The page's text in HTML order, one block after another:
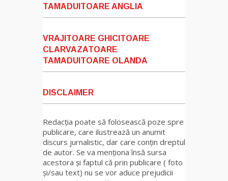
TAMADUITOARE ANGLIA
VRAJITOARE GHICITOARE
CLARVAZATOARE
TAMADUITOARE OLANDA
DISCLAIMER
Redacția poate să folosească poze spre
publicare, care ilustrează un anumit
discurs jurnalistic, dar care conțin dreptul
de autor. Se va menționa însă sursa
acestora și faptul că prin publicare ( foto
și/sau text) nu se vor aduce prejudicii